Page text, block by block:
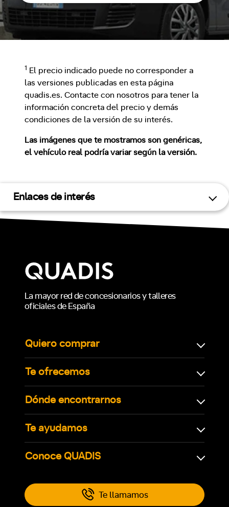
1
El precio indicado puede no corresponder a
las versiones publicadas en esta página
quadis.es. Contacte con nosotros para tener la
información concreta del precio y demás
condiciones de la versión de su interés.
Las imágenes que te mostramos son genéricas,
el vehículo real podría variar según la versión.
Enlaces de interés
La mayor red de concesionarios y talleres
oficiales de España
Quiero comprar
Te ofrecemos
Dónde encontrarnos
Te ayudamos
Conoce QUADIS
Te llamamos